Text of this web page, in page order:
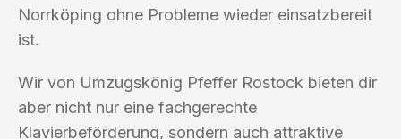
Norrköping ohne Probleme wieder einsatzbereit
ist.
Wir von Umzugskönig Pfeffer Rostock bieten dir
aber nicht nur eine fachgerechte
Klavierbeförderung, sondern auch attraktive